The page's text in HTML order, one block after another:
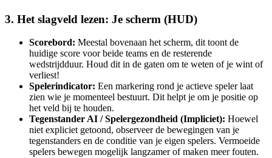
3. Het slagveld lezen: Je scherm (HUD)
Scorebord: Meestal bovenaan het scherm, dit toont de
huidige score voor beide teams en de resterende
wedstrijdduur. Houd dit in de gaten om te weten of je wint of
verliest!
Spelerindicator: Een markering rond je actieve speler laat
zien wie je momenteel bestuurt. Dit helpt je om je positie op
het veld bij te houden.
Tegenstander AI / Spelergezondheid (Impliciet): Hoewel
niet expliciet getoond, observeer de bewegingen van je
tegenstanders en de conditie van je eigen spelers. Vermoeide
spelers bewegen mogelijk langzamer of maken meer fouten.